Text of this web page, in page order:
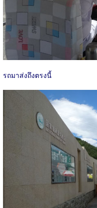
รถมาส่งถึงตรงนี้